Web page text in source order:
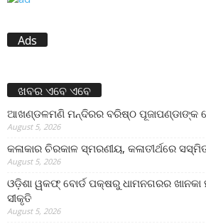
Ads
ଖବର ଏବେ ଏବେ
ଆଖଣ୍ଡଳମଣି ମନ୍ଦିରର ବରିଷ୍ଠ ପୂଜାପଣ୍ଡାଙ୍କ
August 5, 2026
କଳାକାର ଚିରକାଳ ସ୍ମରଣୀୟ, କଳାତୀର୍ଥରେ
August 5, 2026
ଓଡ଼ିଶା ୱକଫ୍ ବୋର୍ଡ ପକ୍ଷରୁ ଧାମନଗରର
ସୀକୃତି
August 5, 2026